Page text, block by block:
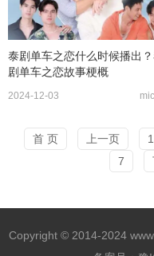
泰剧单车之恋什么时候播出
剧单车之恋故事梗概
2024-12-03
首 页 上一页 1
7
Copyright © 2014-2024